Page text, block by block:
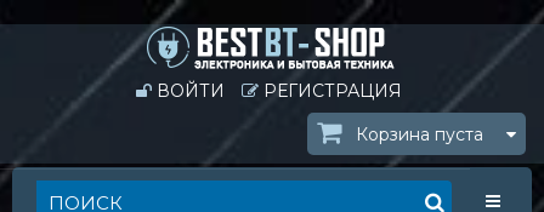
ВОЙТИ
РЕГИСТРАЦИЯ
Корзина пуста